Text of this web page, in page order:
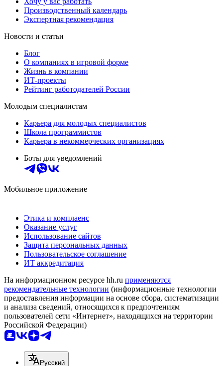
Производственный календарь
Экспертная рекомендация
Новости и статьи
Блог
О компаниях в игровой форме
Жизнь в компании
ИТ-проекты
Рейтинг работодателей России
Молодым специалистам
Карьера для молодых специалистов
Школа программистов
Карьера в некоммерческих организациях
Боты для уведомлений
Мобильное приложение
Этика и комплаенс
Оказание услуг
Использование сайтов
Защита персональных данных
Пользовательское соглашение
ИТ аккредитация
На информационном ресурсе hh.ru применяются
рекомендательные технологии (информационные технологии
предоставления информации на основе сбора, систематизации
и анализа сведений, относящихся к предпочтениям
пользователей сети «Интернет», находящихся на территории
Российской Федерации)
Русский